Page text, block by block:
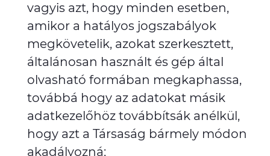
vagyis azt, hogy minden esetben,
amikor a hatályos jogszabályok
megkövetelik, azokat szerkesztett,
általánosan használt és gép által
olvasható formában megkaphassa,
továbbá hogy az adatokat másik
adatkezelőhöz továbbítsák anélkül,
hogy azt a Társaság bármely módon
akadályozná;